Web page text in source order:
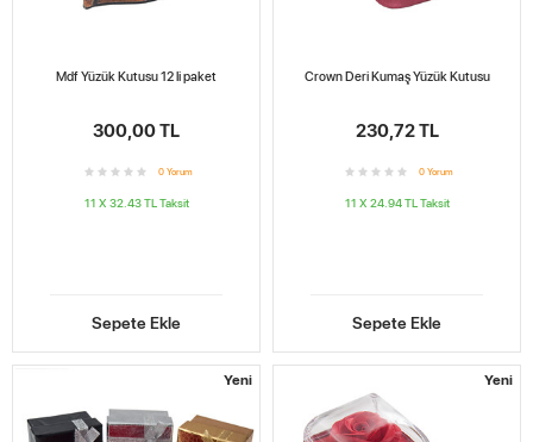
Mdf Yüzük Kutusu 12 li paket
300,00 TL
0 Yorum
11 X 32.43 TL Taksit
Sepete Ekle
Crown Deri Kumaş Yüzük Kutusu
230,72 TL
0 Yorum
11 X 24.94 TL Taksit
Sepete Ekle
Yeni Yeni